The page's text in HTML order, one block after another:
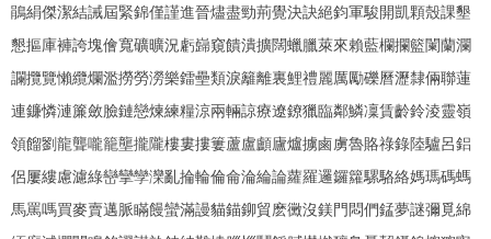
鵑絹傑潔結誡屆緊錦僅謹進晉燼盡勁荊覺決訣絕鈞軍駿開凱顆殼課墾
懇摳庫褲誇塊儈寬礦曠況虧巋窺饋潰擴闊蠟臘萊來賴藍欄攔籃闌蘭瀾
讕攬覽懶纜爛濫撈勞澇樂鐳壘類淚籬離裏鯉禮麗厲勵礫曆瀝隸倆聯蓮
連鐮憐漣簾斂臉鏈戀煉練糧涼兩輛諒療遼鐐獵臨鄰鱗凜賃齡鈴淩靈嶺
領餾劉龍聾嚨籠壟攏隴樓婁摟簍蘆盧顱廬爐擄鹵虜魯賂祿錄陸驢呂鋁
侶屢縷慮濾綠巒攣孿灤亂掄輪倫侖淪綸論蘿羅邏鑼籮騾駱絡媽瑪碼螞
馬罵嗎買麥賣邁脈瞞饅蠻滿謾貓錨鉚貿麽黴沒鎂門悶們錳夢謎彌覓綿